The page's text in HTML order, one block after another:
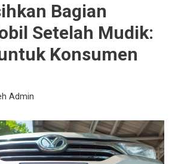
Bagian
Setelah Mudik:
Konsumen
Admin